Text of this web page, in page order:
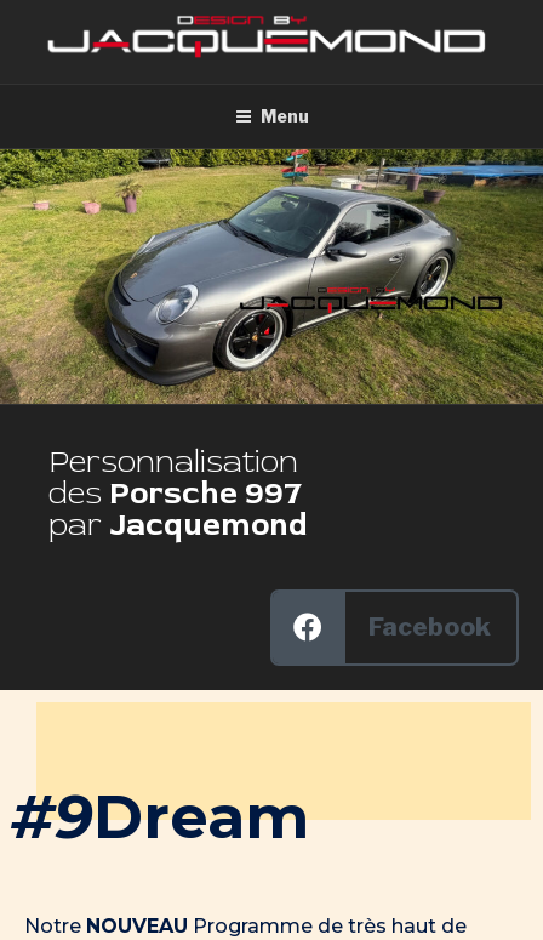
Menu
Personnalisation
des Porsche 997
par Jacquemond
Facebook
#9Dream
Notre NOUVEAU Programme de très haut de